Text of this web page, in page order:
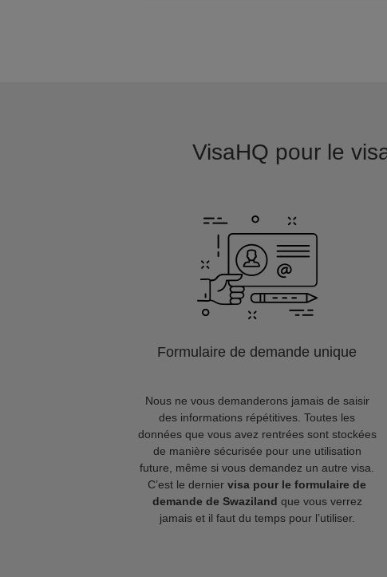
VisaHQ pour le
Formulaire de demande unique
Nous ne vous demanderons jamais de saisir
des informations répétitives. Toutes les
données que vous avez rentrées sont stockées
de manière sécurisée pour une utilisation
future, même si vous demandez un autre visa.
C’est le dernier visa pour le formulaire de
demande de Swaziland que vous verrez
jamais et il faut du temps pour l’utiliser.